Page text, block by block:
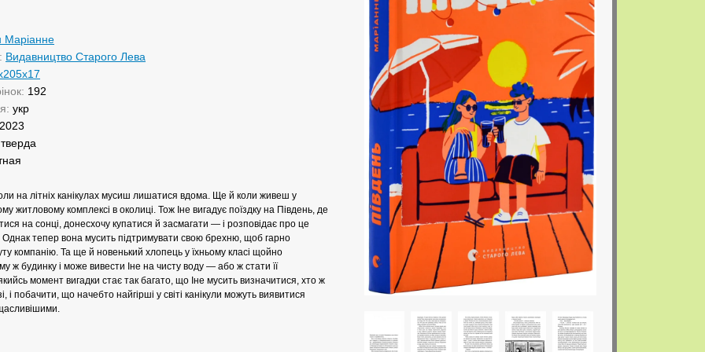
Маріанне
Видавництво Старого Лева
192
укр
2023
тверда
на літніх канікулах мусиш лишатися вдома. Ще й коли живеш у
житловому комплексі в околиці. Тож Іне вигадує поїздку на Південь, де
на сонці, донесхочу купатися й засмагати — і розповідає про це
Однак тепер вона мусить підтримувати свою брехню, щоб гарно
компанію. Та ще й новенький хлопець у їхньому класі щойно
ж будинку і може вивести Іне на чисту воду — або ж стати її
момент вигадки стає так багато, що Іне мусить визначитися, хто ж
і побачити, що начебто найгірші у світі канікули можуть виявитися